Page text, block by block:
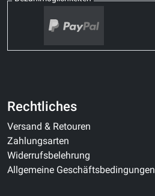
Rechtliches
Versand & Retouren
Zahlungsarten
Widerrufsbelehrung
Allgemeine Geschäftsbedingungen